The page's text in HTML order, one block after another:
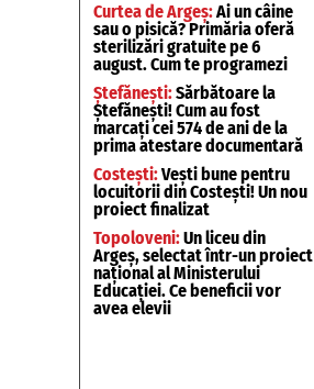
Curtea de Argeș:Ai un câine
sau o pisică? Primăria oferă
sterilizări gratuite pe 6
august. Cum te programezi
Ștefănești:Sărbătoare la
Ștefănești! Cum au fost
marcați cei 574 de ani de la
prima atestare documentară
Costești:Vești bune pentru
locuitorii din Costești! Un nou
proiect finalizat
Topoloveni:Un liceu din
Argeș, selectat într-un proiect
național al Ministerului
Educației. Ce beneficii vor
avea elevii